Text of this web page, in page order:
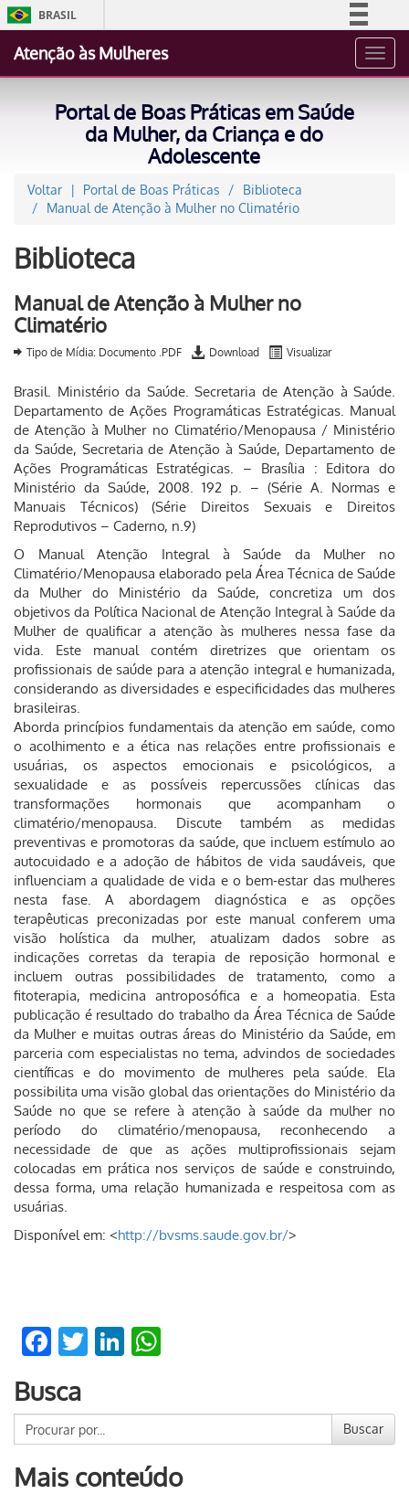
BRASIL
Acesso à informação
Atenção às Mulheres
Portal de Boas Práticas em Saúde
da Mulher, da Criança e do
Adolescente
Voltar Portal de Boas Práticas
Biblioteca
Manual de Atenção à Mulher no Climatério
Biblioteca
Manual de Atenção à Mulher no
Climatério
Tipo de Mídia: Documento .PDF Download Visualizar
Brasil. Ministério da Saúde. Secretaria de Atenção à Saúde.
Departamento de Ações Programáticas Estratégicas. Manual
de Atenção à Mulher no Climatério/Menopausa / Ministério
da Saúde, Secretaria de Atenção à Saúde, Departamento de
Ações Programáticas Estratégicas. – Brasília : Editora do
Ministério da Saúde, 2008. 192 p. – (Série A. Normas e
Manuais Técnicos) (Série Direitos Sexuais e Direitos
Reprodutivos – Caderno, n.9)
O Manual Atenção Integral à Saúde da Mulher no
Climatério/Menopausa elaborado pela Área Técnica de Saúde
da Mulher do Ministério da Saúde, concretiza um dos
objetivos da Política Nacional de Atenção Integral à Saúde da
Mulher de qualificar a atenção às mulheres nessa fase da
vida. Este manual contém diretrizes que orientam os
profissionais de saúde para a atenção integral e humanizada,
considerando as diversidades e especificidades das mulheres
brasileiras.
Aborda princípios fundamentais da atenção em saúde, como
o acolhimento e a ética nas relações entre profissionais e
usuárias, os aspectos emocionais e psicológicos, a
sexualidade e as possíveis repercussões clínicas das
transformações hormonais que acompanham o
climatério/menopausa. Discute também as medidas
preventivas e promotoras da saúde, que incluem estímulo ao
autocuidado e a adoção de hábitos de vida saudáveis, que
influenciam a qualidade de vida e o bem-estar das mulheres
nesta fase. A abordagem diagnóstica e as opções
terapêuticas preconizadas por este manual conferem uma
visão holística da mulher, atualizam dados sobre as
indicações corretas da terapia de reposição hormonal e
incluem outras possibilidades de tratamento, como a
fitoterapia, medicina antroposófica e a homeopatia. Esta
publicação é resultado do trabalho da Área Técnica de Saúde
da Mulher e muitas outras áreas do Ministério da Saúde, em
parceria com especialistas no tema, advindos de sociedades
científicas e do movimento de mulheres pela saúde. Ela
possibilita uma visão global das orientações do Ministério da
Saúde no que se refere à atenção à saúde da mulher no
período do climatério/menopausa, reconhecendo a
necessidade de que as ações multiprofissionais sejam
colocadas em prática nos serviços de saúde e construindo,
dessa forma, uma relação humanizada e respeitosa com as
usuárias.
Disponível em: <http://bvsms.saude.gov.br/>
Facebook
TwitterLinkedIn
Busca
Buscar
Mais conteúdo